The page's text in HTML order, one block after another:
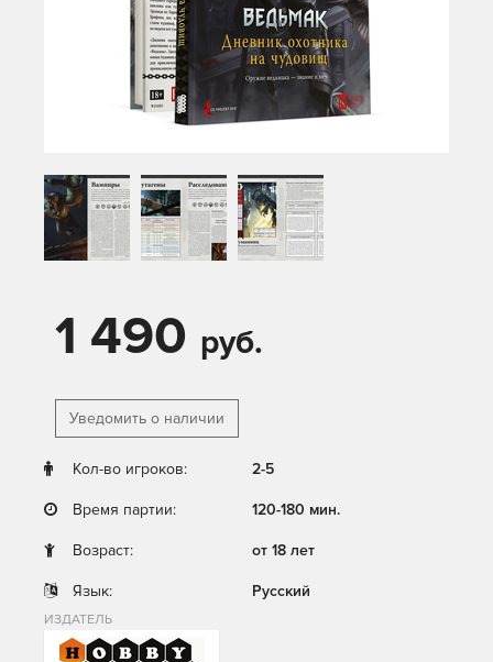
1 490 руб.
Уведомить о наличии
Кол-во игроков: 2-5
Время партии: 120-180 мин.
Возраст: от 18 лет
Язык: Русский
ИЗДАТЕЛЬ